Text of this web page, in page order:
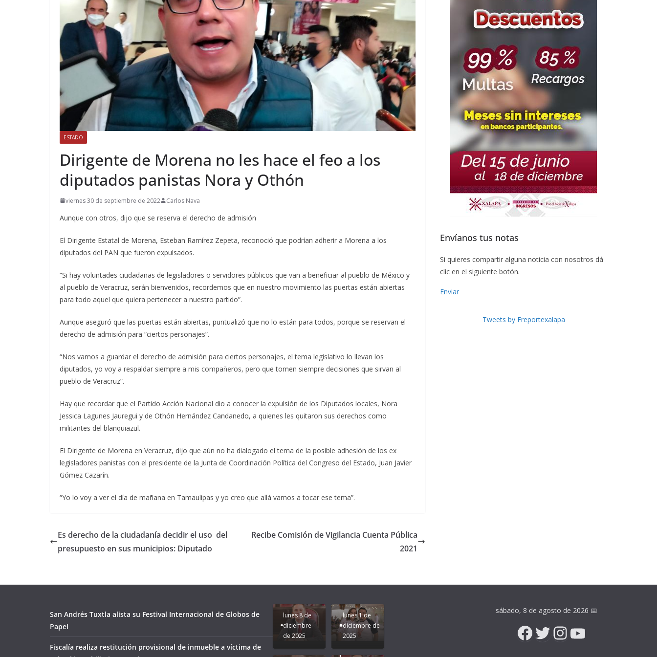
ESTADO
Dirigente de Morena no les hace el feo a los
diputados panistas Nora y Othón
viernes 30 de septiembre de 2022 Carlos Nava
Aunque con otros, dijo que se reserva el derecho de admisión
El Dirigente Estatal de Morena, Esteban Ramírez Zepeta, reconoció que podrían adherir a Morena a los
diputados del PAN que fueron expulsados.
“Si hay voluntades ciudadanas de legisladores o servidores públicos que van a beneficiar al pueblo de México y
al pueblo de Veracruz, serán bienvenidos, recordemos que en nuestro movimiento las puertas están abiertas
para todo aquel que quiera pertenecer a nuestro partido”.
Aunque aseguró que las puertas están abiertas, puntualizó que no lo están para todos, porque se reservan el
derecho de admisión para “ciertos personajes”.
“Nos vamos a guardar el derecho de admisión para ciertos personajes, el tema legislativo lo llevan los
diputados, yo voy a respaldar siempre a mis compañeros, pero que tomen siempre decisiones que sirvan al
pueblo de Veracruz”.
Hay que recordar que el Partido Acción Nacional dio a conocer la expulsión de los Diputados locales, Nora
Jessica Lagunes Jauregui y de Othón Hernández Candanedo, a quienes les quitaron sus derechos como
militantes del blanquiazul.
El Dirigente de Morena en Veracruz, dijo que aún no ha dialogado el tema de la posible adhesión de los ex
legisladores panistas con el presidente de la Junta de Coordinación Política del Congreso del Estado, Juan Javier
Gómez Cazarín.
“Yo lo voy a ver el día de mañana en Tamaulipas y yo creo que allá vamos a tocar ese tema”.
Es derecho de la ciudadanía decidir el uso del
presupuesto en sus municipios: Diputado
Recibe Comisión de Vigilancia Cuenta Pública
2021
Envíanos tus notas
Si quieres compartir alguna noticia con nosotros dá
clic en el siguiente botón.
Enviar
Tweets by Freportexalapa
San Andrés Tuxtla alista su Festival Internacional de Globos de
Papel
Fiscalía realiza restitución provisional de inmueble a víctima de
lunes 8 de
diciembre
de 2025
lunes 1 de
diciembre de
2025
Apoyo y
Seguimos la
Ruta que
Marca
Nuestra
Rocío Nahle.
Pongamos
de moda;
San
Andrés
Tuxtla
presente.
sábado, 8 de agosto de 2026 📅
Facebook
Twitter
Instagram
YouTube